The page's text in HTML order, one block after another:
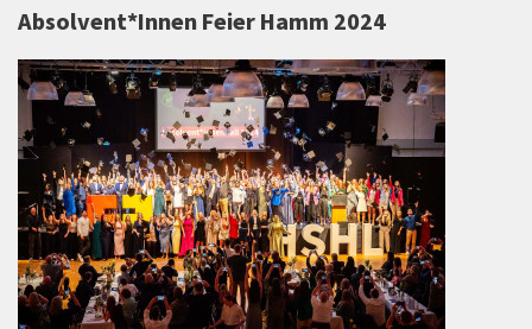
Absolvent*Innen Feier Hamm 2024